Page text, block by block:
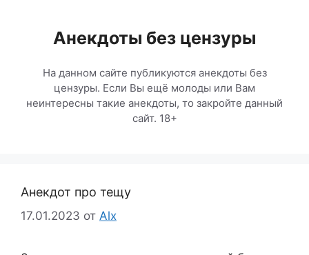
содержимомуАнекдоты без цензуры
На данном сайте публикуются анекдоты без
цензуры. Если Вы ещё молоды или Вам
неинтересны такие анекдоты, то закройте данный
сайт. 18+
Анекдот про тещу
17.01.2023 от Alx